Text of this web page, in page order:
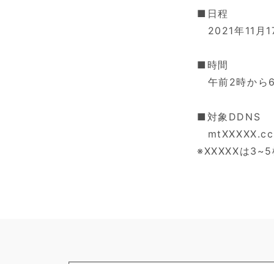
■日程
2021年11月
■時間
午前2時から
■対象DDNS
※XXXXXは3~5